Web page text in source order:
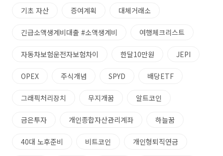
기초 자산 증여계획 대체거래소
긴급소액생계비대출 #소액생계비 여행체크리스트
자동차보험운전자보험차이 한달10만원 JEPI
OPEX 주식개념 SPYD 배당ETF
그래픽처리장치 무지개꿈 알트코인
금은투자 개인종합자산관리계좌 하늘꿈
40대 노후준비 비트코인 개인형퇴직연금